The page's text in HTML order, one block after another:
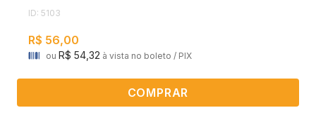
ID: 5103
R$ 56,00
ou R$ 54,32 à vista no boleto / PIX
COMPRAR